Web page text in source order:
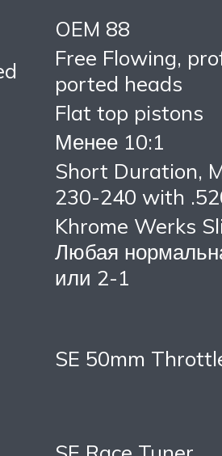
OEM 88
Free Flowing,
ported heads
Flat top pistons
Менее 10:1
Short Duration,
230-240 with
Khrome Werks
Любая
или 2-1
SE 50mm